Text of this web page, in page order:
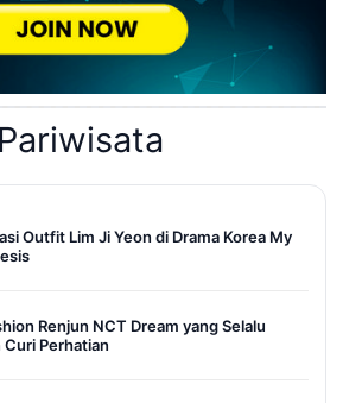
Outfit Lim Ji Yeon di Drama Korea My
Renjun NCT Dream yang Selalu
Curi Perhatian